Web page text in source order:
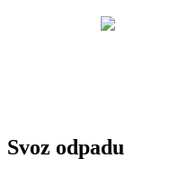
Svoz odpadu